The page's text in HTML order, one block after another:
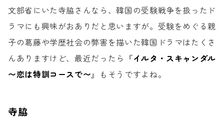
文部省にいた寺脇さんなら、韓国の受験戦争を扱ったド
ラマにも興味がおありだと思いますが。 受験をめぐる親
子の葛藤や学歴社会の弊害を描いた韓国ドラマはたくさ
んありますけど、最近だったら 『イルタ・スキャンダル
〜恋は特訓コースで〜』も そうですよね。
寺脇